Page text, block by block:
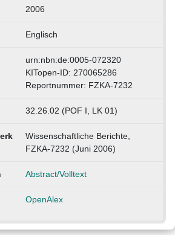
2006
Englisch
urn:nbn:de:0005-072320
KITopen-ID: 270065286
Reportnummer: FZKA-7232
32.26.02 (POF I, LK 01)
Wissenschaftliche Berichte,
FZKA-7232 (Juni 2006)
Abstract/Volltext
OpenAlex